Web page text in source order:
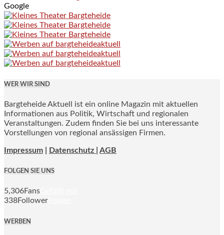
Google
WER WIR SIND
Bargteheide Aktuell ist ein online Magazin mit aktuellen
Informationen aus Politik, Wirtschaft und regionalen
Veranstaltungen. Zudem finden Sie bei uns interessante
Vorstellungen von regional ansässigen Firmen.
Impressum Datenschutz | AGB
FOLGEN SIE UNS
5,306Fans
338Follower
WERBEN